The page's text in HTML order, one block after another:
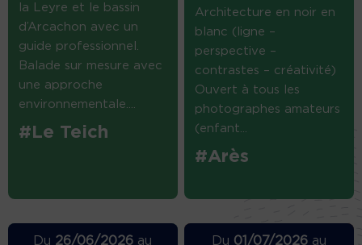
la Leyre et le bassin
d’Arcachon avec un
guide professionnel.
Balade sur mesure avec
une approche
environnementale....
#Le Teich
Architecture en noir en
blanc (ligne –
perspective –
contrastes – créativité)
Ouvert à tous les
photographes amateurs
(enfant...
#Arès
Du 26/06/2026 au Du 01/07/2026 au